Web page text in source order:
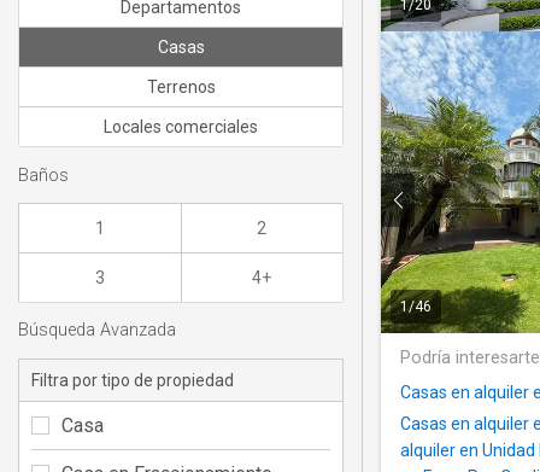
1/20
1/46
Podría
Casas en alquiler
Casas en alquiler
alquiler en Unidad
Departamentos
Casas
Terrenos
Locales comerciales
Baños
1 2
3 4+
Búsqueda Avanzada
Filtra por tipo de propiedad
Casa